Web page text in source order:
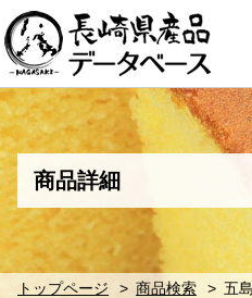
商品詳細
トップページ 商品検索 五